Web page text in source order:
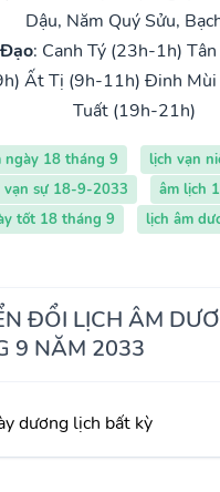
Dậu, Năm Quý Sửu,
: Canh Tý (23h-1h)
Ất Tị (9h-11h) Đinh
Tuất (19h-21h)
ngày 18 tháng 9
lịch vạn
vạn sự 18-9-2033
âm lịch
tốt 18 tháng 9
lịch âm
ĐỔI LỊCH ÂM
9 NĂM 2033
dương lịch bất kỳ